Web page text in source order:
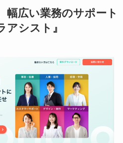
幅広い業務のサポート
アシスト 』